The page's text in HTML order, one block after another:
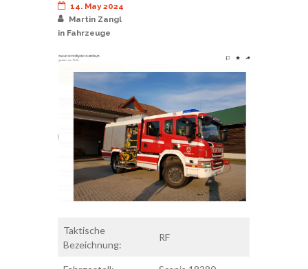
14. May 2024
Martin Zangl
in Fahrzeuge
Taktische
Bezeichnung:
RF